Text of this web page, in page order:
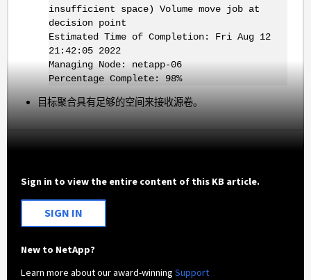
insufficient space) Volume move job at
decision point
Estimated Time of Completion: Fri Aug 12
21:42:05 2022
Managing Node: netapp-06
Percentage Complete: 98%
目标聚合具有足够的空间来接收源卷。
Sign in to view the entire content of this KB article.
SIGN IN
New to NetApp?
Learn more about our award-winningSupport